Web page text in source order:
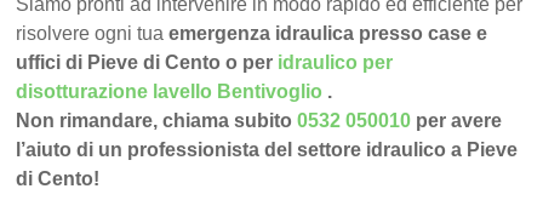
Siamo pronti ad intervenire in modo rapido ed efficiente per
risolvere ogni tuaemergenza idraulica presso case e
uffici di Pieve di Cento o per idraulico per
disotturazione lavello Bentivoglio .
Non rimandare, chiama subito0532 050010 per avere
l’aiuto di un professionista del settore idraulico a Pieve
di Cento!